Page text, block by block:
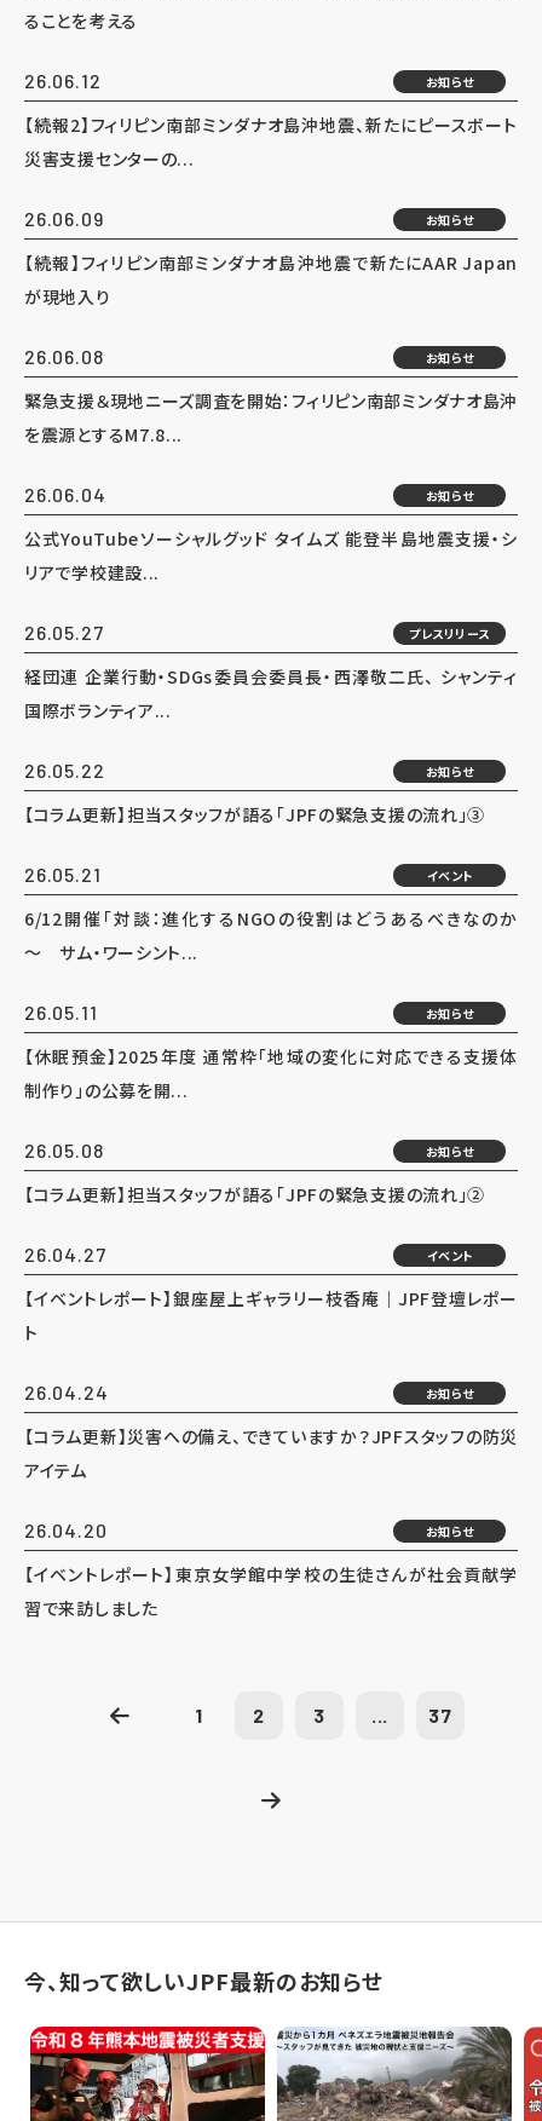
ることを考える
26.06.12 お知らせ
【続報2】フィリピン南部ミンダナオ島沖地震、新たにピースボート
災害支援センターの...
26.06.09 お知らせ
【続報】フィリピン南部ミンダナオ島沖地震で新たにAAR Japan
が現地入り
26.06.08 お知らせ
緊急支援＆現地ニーズ調査を開始：フィリピン南部ミンダナオ島沖
を震源とするM7.8...
26.06.04 お知らせ
公式YouTubeソーシャルグッド タイムズ 能登半島地震支援・シ
リアで学校建設...
26.05.27 プレスリリース
経団連 企業行動・SDGs委員会委員長・西澤敬二氏、 シャンティ
国際ボランティア...
26.05.22 お知らせ
【コラム更新】担当スタッフが語る「JPFの緊急支援の流れ」③
26.05.21 イベント
6/12開催「対談：進化するNGOの役割はどうあるべきなのか
～ サム・ワーシント...
26.05.11 お知らせ
【休眠預金】2025年度 通常枠「地域の変化に対応できる支援体
制作り」の公募を開...
26.05.08 お知らせ
【コラム更新】担当スタッフが語る「JPFの緊急支援の流れ」②
26.04.27 イベント
【イベントレポート】銀座屋上ギャラリー枝香庵｜JPF登壇レポー
ト
26.04.24 お知らせ
【コラム更新】災害への備え、できていますか？JPFスタッフの防災
アイテム
26.04.20 お知らせ
【イベントレポート】東京女学館中学校の生徒さんが社会貢献学
習で来訪しました
1 2 3 ... 37
今、知って欲しいJPF最新のお知らせ